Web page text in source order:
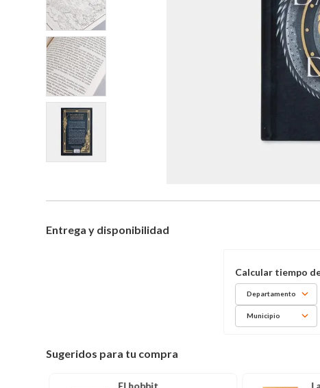
Entrega y disponibilidad
Departamento
Municipio
Sugeridos para tu compra
El hobbit